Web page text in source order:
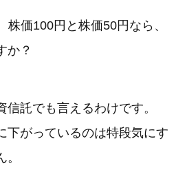
株価100円と株価50円なら、
か？
信託でも言えるわけです。
下がっているのは特段気にす